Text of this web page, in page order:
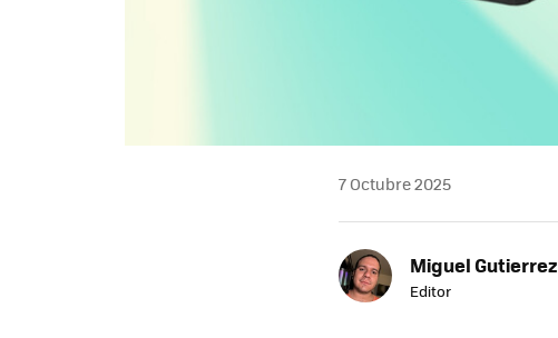
7 Octubre 2025
Miguel Gutierrez
Editor